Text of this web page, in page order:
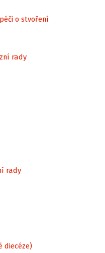
o stvoření
rady
rady
diecéze)